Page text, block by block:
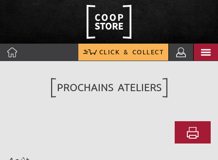
CLICK & COLLECT
PROCHAINS ATELIERS